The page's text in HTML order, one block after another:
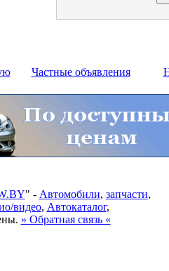
Частные объявления
" - Автомобили, запчасти,
видео, Автокаталог,
» Обратная связь «